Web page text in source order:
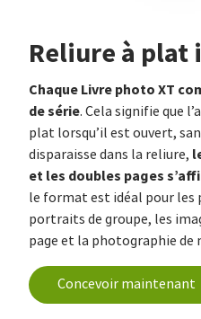
Reliure à plat
Chaque Livre photo XT
de série. Cela signifie que
plat lorsqu’il est ouvert,
disparaisse dans la reliure,
et les doubles pages
le format est idéal pour les
portraits de groupe, les
page et la photographie de
Concevoir maintenant